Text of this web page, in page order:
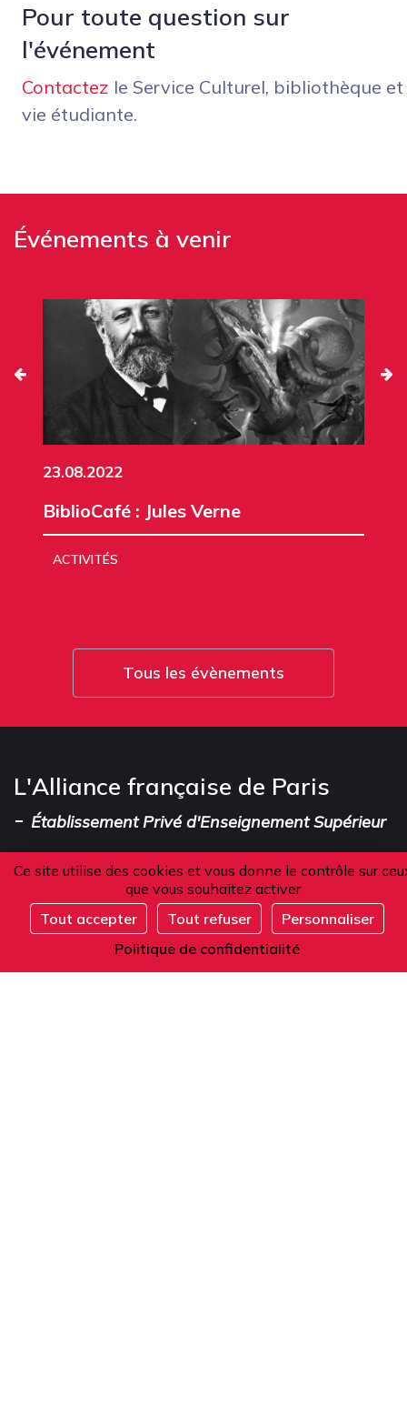
Ce site utilise des cookies et vous donne le contrôle sur
que vous souhaitez activer
Tout accepter
Tout refuser
Personnaliser
Politique de confidentialité
S'inscrire
Pour toute question sur
l'événement
Contactez le Service Culturel, bibliothèque et
vie étudiante.
Événements à venir
23.08.2022
BiblioCafé : Jules Verne
ACTIVITÉS
Tous les évènements
L'Alliance française de Paris
- Établissement Privé d'Enseignement Supérieur
Adresse
101 boulevard Raspail
75006 Paris